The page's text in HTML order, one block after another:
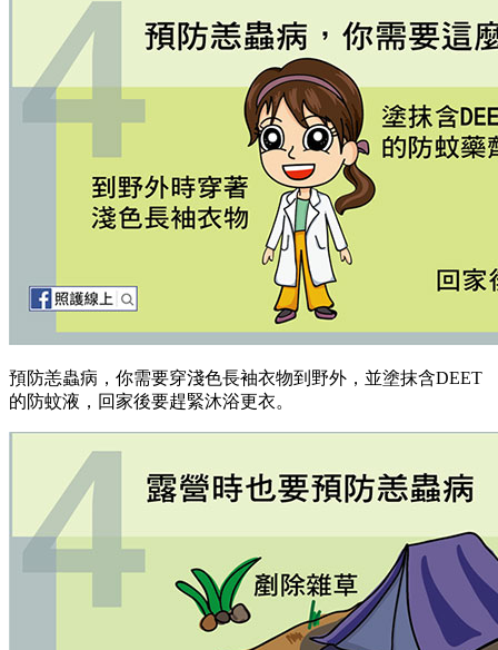
預防恙蟲病，你需要穿淺色長袖衣物到野外，並塗抹含DEET
的防蚊液，回家後要趕緊沐浴更衣。